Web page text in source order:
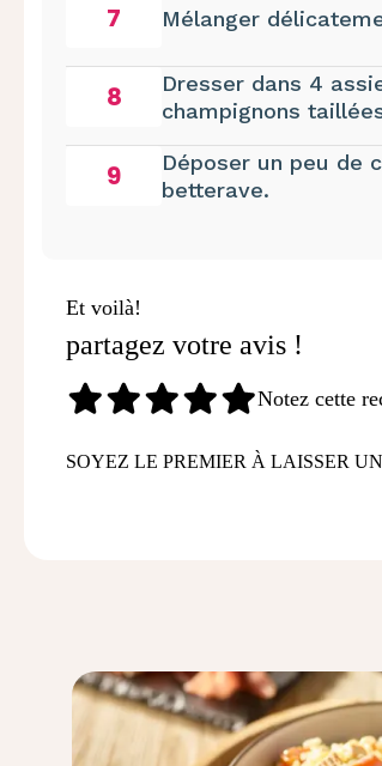
7 Mélanger
8
Dresser dans 4
champignons
9
Déposer un peu de
betterave.
Et voilà!
partagez votre avis !
Notez cette
SOYEZ LE PREMIER À LAISSER